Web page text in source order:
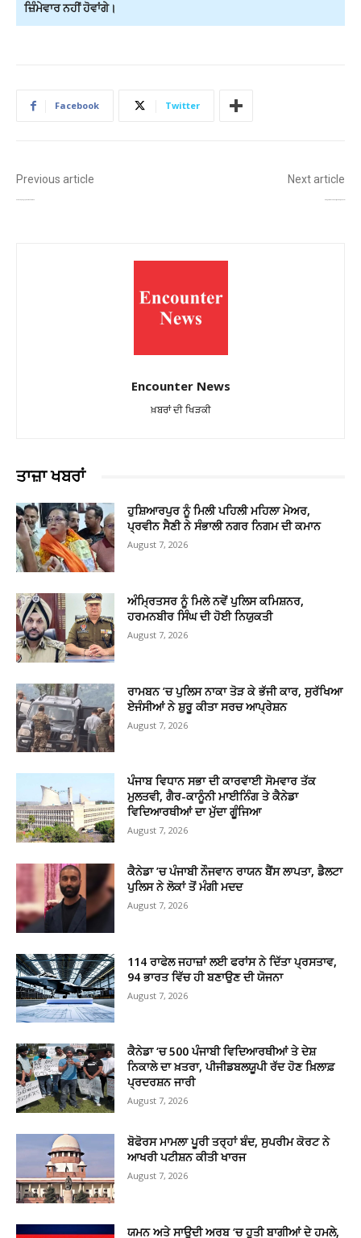
ਜ਼ਿੰਮੇਵਾਰ ਨਹੀਂ ਹੋਵਾਂਗੇ।
Facebook Twitter
Previous article Next article
Encounter News
ਖ਼ਬਰਾਂ ਦੀ ਖਿੜਕੀ
ਤਾਜ਼ਾ ਖਬਰਾਂ
ਹੁਸ਼ਿਆਰਪੁਰ ਨੂੰ ਮਿਲੀ ਪਹਿਲੀ ਮਹਿਲਾ ਮੇਅਰ,
ਪ੍ਰਵੀਨ ਸੈਣੀ ਨੇ ਸੰਭਾਲੀ ਨਗਰ ਨਿਗਮ ਦੀ ਕਮਾਨ
August 7, 2026
ਅੰਮ੍ਰਿਤਸਰ ਨੂੰ ਮਿਲੇ ਨਵੇਂ ਪੁਲਿਸ ਕਮਿਸ਼ਨਰ,
ਹਰਮਨਬੀਰ ਸਿੰਘ ਦੀ ਹੋਈ ਨਿਯੁਕਤੀ
August 7, 2026
ਰਾਮਬਨ ’ਚ ਪੁਲਿਸ ਨਾਕਾ ਤੋੜ ਕੇ ਭੱਜੀ ਕਾਰ, ਸੁਰੱਖਿਆ
ਏਜੰਸੀਆਂ ਨੇ ਸ਼ੁਰੂ ਕੀਤਾ ਸਰਚ ਆਪ੍ਰੇਸ਼ਨ
August 7, 2026
ਪੰਜਾਬ ਵਿਧਾਨ ਸਭਾ ਦੀ ਕਾਰਵਾਈ ਸੋਮਵਾਰ ਤੱਕ
ਮੁਲਤਵੀ, ਗੈਰ-ਕਾਨੂੰਨੀ ਮਾਈਨਿੰਗ ਤੇ ਕੈਨੇਡਾ
ਵਿਦਿਆਰਥੀਆਂ ਦਾ ਮੁੱਦਾ ਗੂੰਜਿਆ
August 7, 2026
ਕੈਨੇਡਾ ’ਚ ਪੰਜਾਬੀ ਨੌਜਵਾਨ ਰਾਯਨ ਬੈਂਸ ਲਾਪਤਾ, ਡੈਲਟਾ
ਪੁਲਿਸ ਨੇ ਲੋਕਾਂ ਤੋਂ ਮੰਗੀ ਮਦਦ
August 7, 2026
114 ਰਾਫੇਲ ਜਹਾਜ਼ਾਂ ਲਈ ਫਰਾਂਸ ਨੇ ਦਿੱਤਾ ਪ੍ਰਸਤਾਵ,
94 ਭਾਰਤ ਵਿੱਚ ਹੀ ਬਣਾਉਣ ਦੀ ਯੋਜਨਾ
August 7, 2026
ਕੈਨੇਡਾ ‘ਚ 500 ਪੰਜਾਬੀ ਵਿਦਿਆਰਥੀਆਂ ਤੇ ਦੇਸ਼
ਨਿਕਾਲੇ ਦਾ ਖ਼ਤਰਾ, ਪੀਜੀਡਬਲਯੂਪੀ ਰੱਦ ਹੋਣ ਖ਼ਿਲਾਫ਼
ਪ੍ਰਦਰਸ਼ਨ ਜਾਰੀ
August 7, 2026
ਬੋਫੋਰਸ ਮਾਮਲਾ ਪੂਰੀ ਤਰ੍ਹਾਂ ਬੰਦ, ਸੁਪਰੀਮ ਕੋਰਟ ਨੇ
ਆਖਰੀ ਪਟੀਸ਼ਨ ਕੀਤੀ ਖਾਰਜ
August 7, 2026
ਯਮਨ ਅਤੇ ਸਾਊਦੀ ਅਰਬ ‘ਚ ਹੂਤੀ ਬਾਗੀਆਂ ਦੇ ਹਮਲੇ,